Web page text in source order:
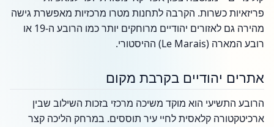
פריזאיות כשרות. הקרבה לתחנות מטרו מרכזיות מאפשרת גישה
מהירה גם לאזורים יהודיים מרוחקים יותר כמו הרובע ה-19 או
רובע המארה (Le Marais) ההיסטורי.
אתרים יהודיים בקרבת מקום
הרובע התשיעי הוא מוקד משיכה מרכזי בזכות השילוב שבין
ארכיטקטורה קלאסית לחיי עיר תוססים. במרחק הליכה קצר